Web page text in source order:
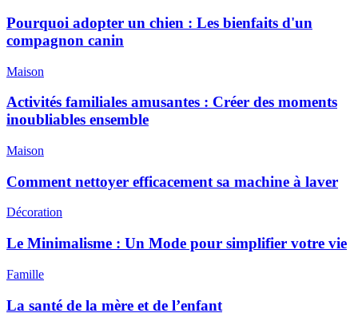
Pourquoi adopter un chien : Les bienfaits d'un
compagnon canin
Maison
Activités familiales amusantes : Créer des moments
inoubliables ensemble
Maison
Comment nettoyer efficacement sa machine à laver
Décoration
Le Minimalisme : Un Mode pour simplifier votre vie
Famille
La santé de la mère et de l’enfant